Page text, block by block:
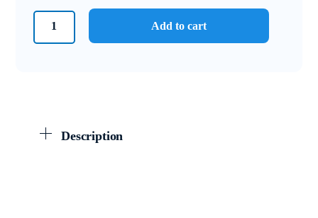
quantity
Add to cart
Description